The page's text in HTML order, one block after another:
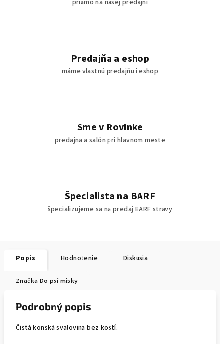
priamo na našej predajni
Predajňa a eshop
máme vlastnú predajňu i eshop
Sme v Rovinke
predajna a salón pri hlavnom meste
Špecialista na BARF
špecializujeme sa na predaj BARF stravy
Popis Hodnotenie Diskusia
Značka Do psí misky
Podrobný popis
Čistá konská svalovina bez kostí.